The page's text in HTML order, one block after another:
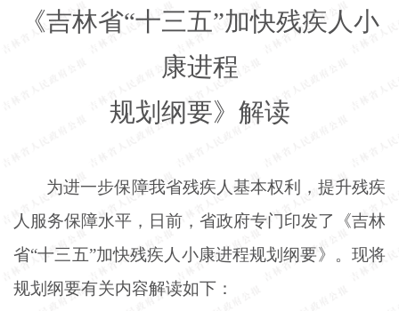
《吉林省“十三五”加快残疾人小
康进程
规划纲要》解读
为进一步保障我省残疾人基本权利，提升残疾
人服务保障水平，日前，省政府专门印发了《吉林
省“十三五”加快残疾人小康进程规划纲要》。现将
规划纲要有关内容解读如下：